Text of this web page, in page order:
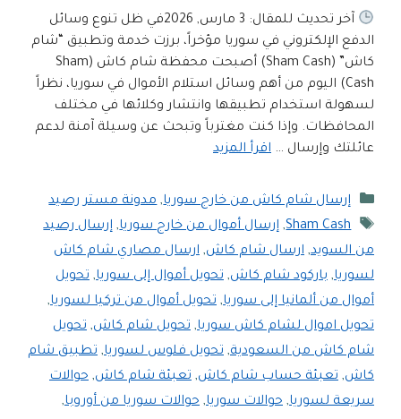
آخر تحديث للمقال: 3 مارس, 2026في ظل تنوع وسائل
الدفع الإلكتروني في سوريا مؤخراً، برزت خدمة وتطبيق “شام
كاش” (Sham Cash) أصبحت محفظة شام كاش (Sham
Cash) اليوم من أهم وسائل استلام الأموال في سوريا، نظراً
لسهولة استخدام تطبيقها وانتشار وكلائها في مختلف
المحافظات. وإذا كنت مغترباً وتبحث عن وسيلة آمنة لدعم
عائلتك وإرسال … اقرأ المزيد
التصنيفات
إرسال شام كاش من خارج سوريا,مدونة مستر رصيد
الوسوم
Sham Cash
, إرسال أموال من خارج سوريا, إرسال رصيد
من السويد, ارسال شام كاش, ارسال مصاري شام كاش
لسوريا, باركود شام كاش, تحويل أموال إلى سوريا, تحويل
أموال من ألمانيا إلى سوريا, تحويل أموال من تركيا لسوريا,
تحويل اموال لشام كاش سوريا, تحويل شام كاش, تحويل
شام كاش من السعودية, تحويل فلوس لسوريا, تطبيق شام
كاش, تعبئة حساب شام كاش, تعبئة شام كاش, حوالات
سريعة لسوريا, حوالات سوريا, حوالات سوريا من أوروبا,